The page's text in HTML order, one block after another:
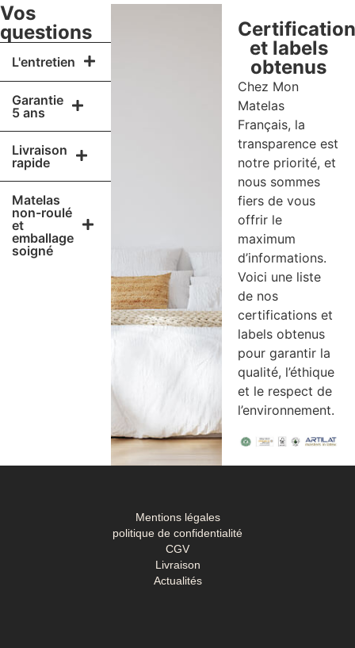
Vos
questions
L'entretien
Garantie
5 ans
Livraison
rapide
Matelas
non-roulé
et
emballage
soigné
et labels
obtenus
Chez Mon
Matelas
Français, la
transparence est
notre priorité, et
nous sommes
fiers de vous
offrir le
maximum
d’informations.
Voici une liste
de nos
certifications et
labels obtenus
pour garantir la
qualité, l’éthique
et le respect de
l’environnement.
Mentions légales
politique de confidentialité
CGV
Livraison
Actualités